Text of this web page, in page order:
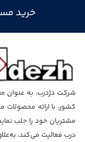
خرید
شرکت دژدرب، به عنوان
کشور، با ارائه
مشتریان خود را جلب
درب فعالیت می‌کند،